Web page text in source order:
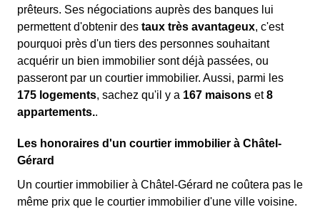
prêteurs. Ses négociations auprès des banques lui
permettent d'obtenir des taux très avantageux, c'est
pourquoi près d'un tiers des personnes souhaitant
acquérir un bien immobilier sont déjà passées, ou
passeront par un courtier immobilier. Aussi, parmi les
175 logements, sachez qu'il y a 167 maisons et8
appartements..
Les honoraires d'un courtier immobilier à Châtel-
Gérard
Un courtier immobilier à Châtel-Gérard ne coûtera pas le
même prix que le courtier immobilier d'une ville voisine.